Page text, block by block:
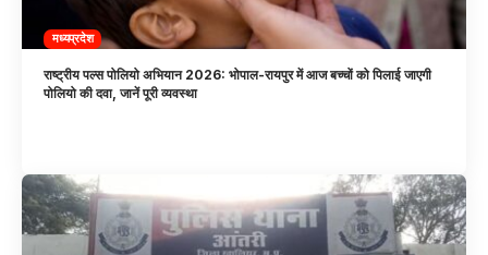
मध्यप्रदेश
राष्ट्रीय पल्स पोलियो अभियान 2026: भोपाल-रायपुर में आज बच्चों को पिलाई जाएगी
पोलियो की दवा, जानें पूरी व्यवस्था